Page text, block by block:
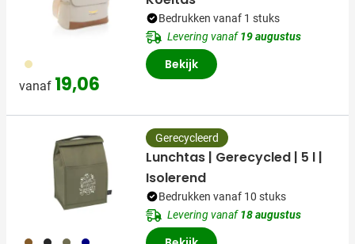
053
vanaf 19,06
Bedrukken vanaf 1 stuks
Levering vanaf19 augustus
Bekijk
011 001 402 536
Gerecycleerd
Lunchtas | Gerecycled | 5 l |
Isolerend
Bedrukken vanaf 10 stuks
Levering vanaf18 augustus